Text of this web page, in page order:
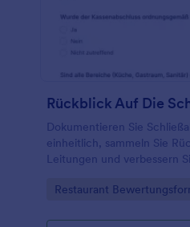
Dokumentieren Sie
einheitlich, sammeln Sie
Leitungen und verbessern
Schließungsbewertung-
Go to Category:
Restaurant